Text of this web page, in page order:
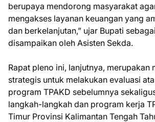
berupaya mendorong masyarakat
mengakses layanan keuangan yang
dan berkelanjutan,” ujar Bupati
disampaikan oleh Asisten Sekda.
Rapat pleno ini, lanjutnya, merupakan
strategis untuk melakukan evaluasi
program TPAKD sebelumnya
langkah-langkah dan program kerja
Timur Provinsi Kalimantan Tengah